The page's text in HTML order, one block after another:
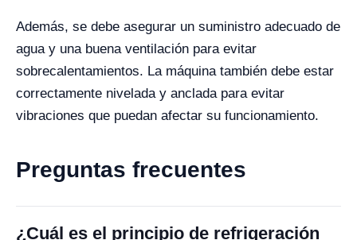
Además, se debe asegurar un suministro adecuado de
agua y una buena ventilación para evitar
sobrecalentamientos. La máquina también debe estar
correctamente nivelada y anclada para evitar
vibraciones que puedan afectar su funcionamiento.
Preguntas frecuentes
¿Cuál es el principio de refrigeración